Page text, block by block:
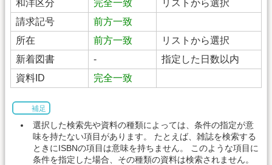
和洋区分
完全一致
リストから選択
請求記号
前方一致
所在
前方一致
リストから選択
新着図書
-
指定した日数以内
資料ID
完全一致
補足
選択した検索先や資料の種類によっては、条件の指定が意
味を持たない項目があります。 たとえば、雑誌を検索する
ときにISBNの項目は意味を持ちません。 このような項目に
条件を指定した場合、その種類の資料は検索されません。